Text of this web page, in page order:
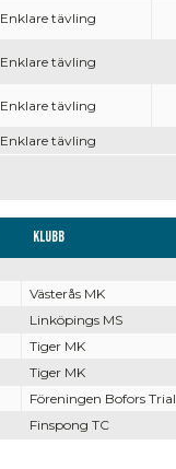
Enklare tävling
Enklare tävling
Enklare tävling
Enklare tävling
Klubb
Västerås MK
Linköpings MS
Tiger MK
Tiger MK
Föreningen Bofors
Finspong TC